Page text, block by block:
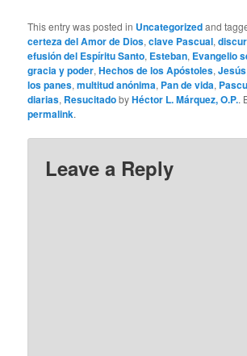
This entry was posted in Uncategorizedand
certeza del Amor de Dios,clave Pascual,
efusión del Espíritu Santo, Esteban, Evangelio
gracia y poder,Hechos de los Apóstoles,Jesús
los panes,multitud anónima, Pan de vida,
diarias, ResucitadobyHéctor L. Márquez, O.P..
permalink.
Leave a Reply